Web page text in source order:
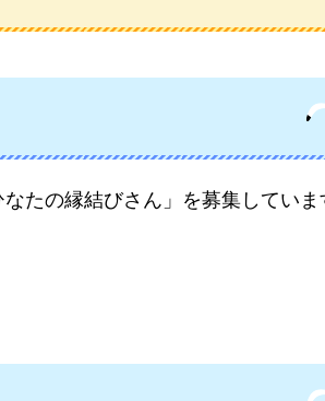
たの縁結びさん」を募集していま